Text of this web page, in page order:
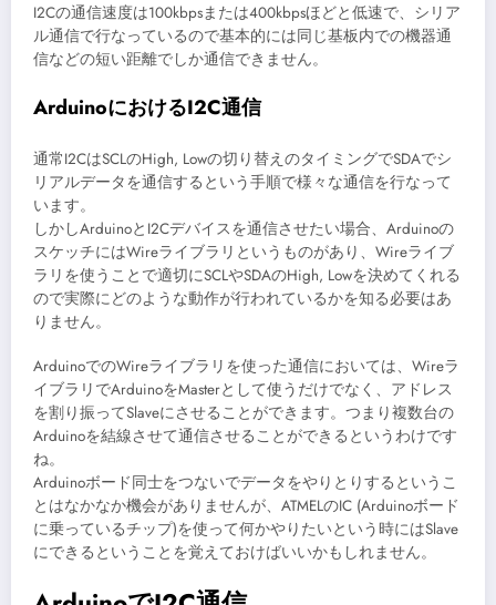
I2Cの通信速度は100kbpsまたは400kbpsほどと低速で、シリア
ル通信で行なっているので基本的には同じ基板内での機器通
信などの短い距離でしか通信できません。
ArduinoにおけるI2C通信
通常I2CはSCLのHigh, Lowの切り替えのタイミングでSDAでシ
リアルデータを通信するという手順で様々な通信を行なって
います。
しかしArduinoとI2Cデバイスを通信させたい場合、Arduinoの
スケッチにはWireライブラリというものがあり、Wireライブ
ラリを使うことで適切にSCLやSDAのHigh, Lowを決めてくれる
ので実際にどのような動作が行われているかを知る必要はあ
りません。
ArduinoでのWireライブラリを使った通信においては、Wireラ
イブラリでArduinoをMasterとして使うだけでなく、アドレス
を割り振ってSlaveにさせることができます。つまり複数台の
Arduinoを結線させて通信させることができるというわけです
ね。
Arduinoボード同士をつないでデータをやりとりするというこ
とはなかなか機会がありませんが、ATMELのIC (Arduinoボード
に乗っているチップ)を使って何かやりたいという時にはSlave
にできるということを覚えておけばいいかもしれません。